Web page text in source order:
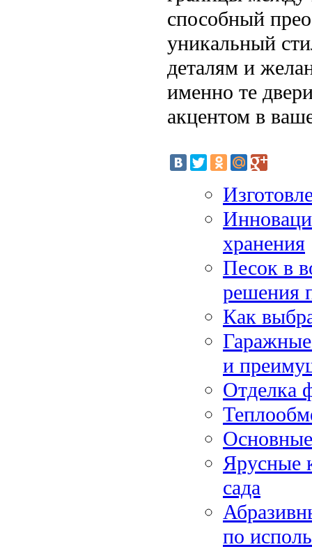
способный
уникальный
деталям и
именно те
акцентом в
хранения
Песок в
решения
Как
и
Отделка
Ярусные
сада
по